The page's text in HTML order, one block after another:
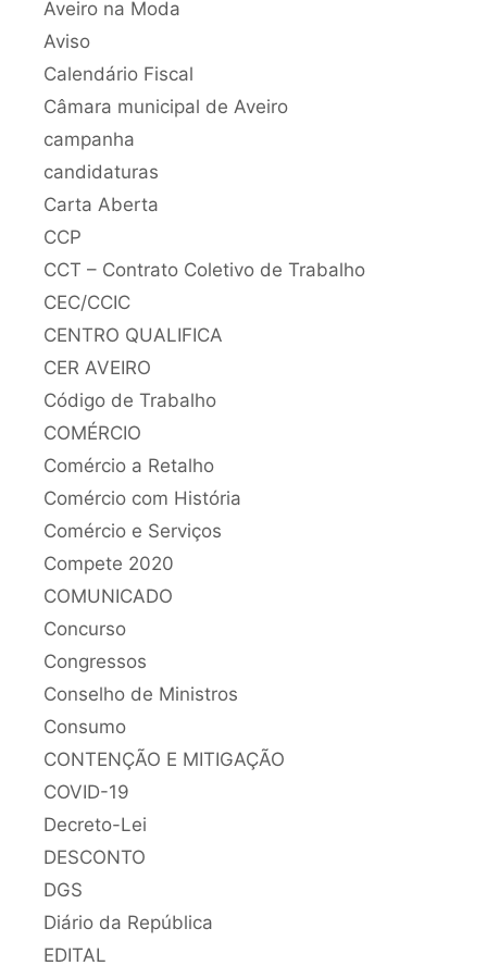
Aveiro na Moda
Aviso
Calendário Fiscal
Câmara municipal de Aveiro
campanha
candidaturas
Carta Aberta
CCP
CCT – Contrato Coletivo de Trabalho
CEC/CCIC
CENTRO QUALIFICA
CER AVEIRO
Código de Trabalho
COMÉRCIO
Comércio a Retalho
Comércio com História
Comércio e Serviços
Compete 2020
COMUNICADO
Concurso
Congressos
Conselho de Ministros
Consumo
CONTENÇÃO E MITIGAÇÃO
COVID-19
Decreto-Lei
DESCONTO
DGS
Diário da República
EDITAL